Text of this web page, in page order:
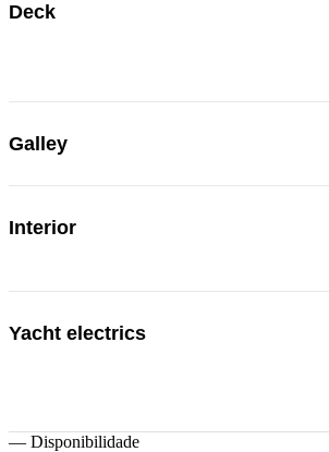
Deck
Galley
Interior
Yacht electrics
— Disponibilidade